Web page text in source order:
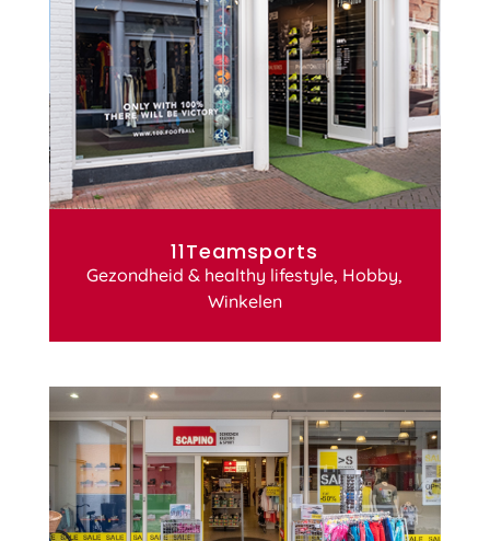
11Teamsports
Gezondheid & healthy lifestyle, Hobby,
Winkelen